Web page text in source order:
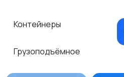
Контейнеры
Грузоподъёмное